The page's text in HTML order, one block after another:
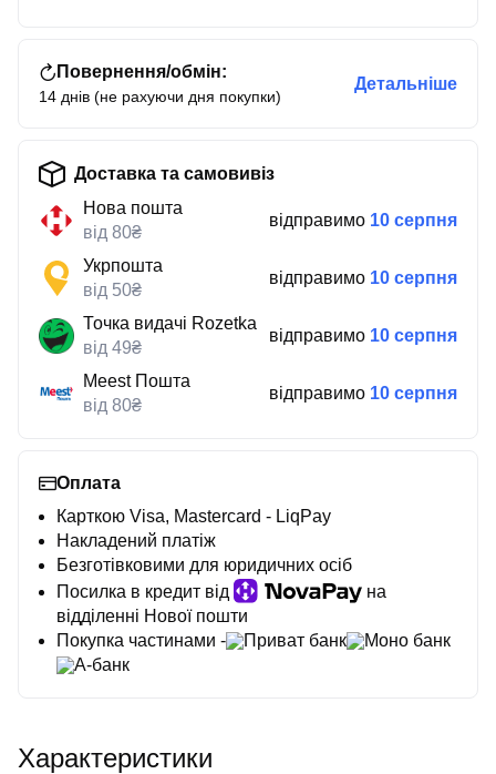
Повернення/обмін:
14 днів (не рахуючи дня покупки)
Детальніше
Доставка та самовивіз
Нова пошта
від 80₴
відправимо 10 серпня
Укрпошта
від 50₴
відправимо 10 серпня
Точка видачі Rozetka
від 49₴
відправимо 10 серпня
Meest Пошта
від 80₴
відправимо 10 серпня
Оплата
Карткою Visa, Mastercard - LiqPay
Накладений платіж
Безготівковими для юридичних осіб
Посилка в кредит від
на
відділенні Нової пошти
Покупка частинами -
Приват банк
Моно банк
А-банк
Характеристики